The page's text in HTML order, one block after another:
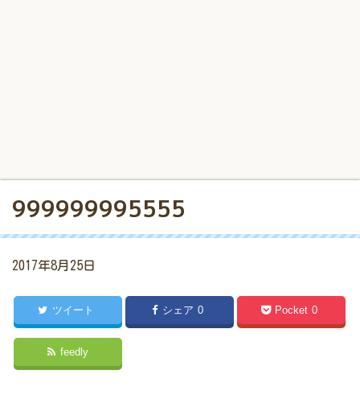
999999995555
2017年8月25日
ツイート シェア 0 Pocket 0
feedly